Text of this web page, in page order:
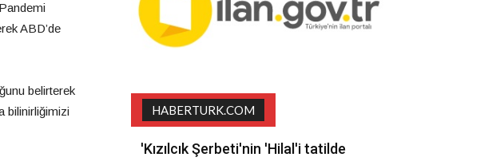
ABD’de
belirterek
bilinirliğimizi
HABERTURK.COM
'Kızılcık Şerbeti'nin 'Hilal'i tatilde